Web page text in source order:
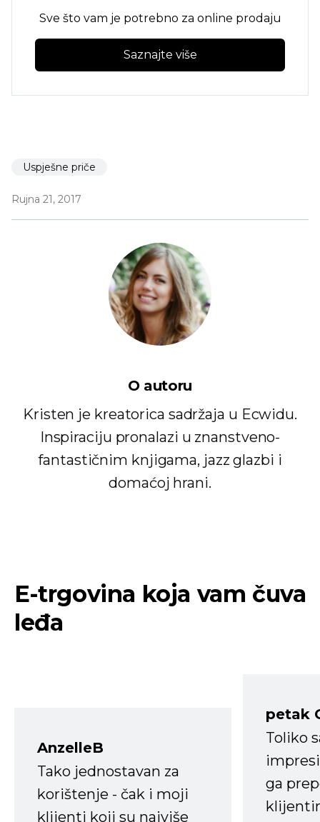
Sve što vam je potrebno za online prodaju
Saznajte više
Uspješne priče
Rujna 21, 2017
O autoru
Kristen je kreatorica sadržaja u Ecwidu.
Inspiraciju pronalazi u znanstveno-
fantastičnim knjigama, jazz glazbi i
domaćoj hrani.
E-trgovina koja vam čuva
leđa
AnzelleB
Tako jednostavan za
korištenje - čak i moji
klijenti koji su najviše
petak
Toliko
ga